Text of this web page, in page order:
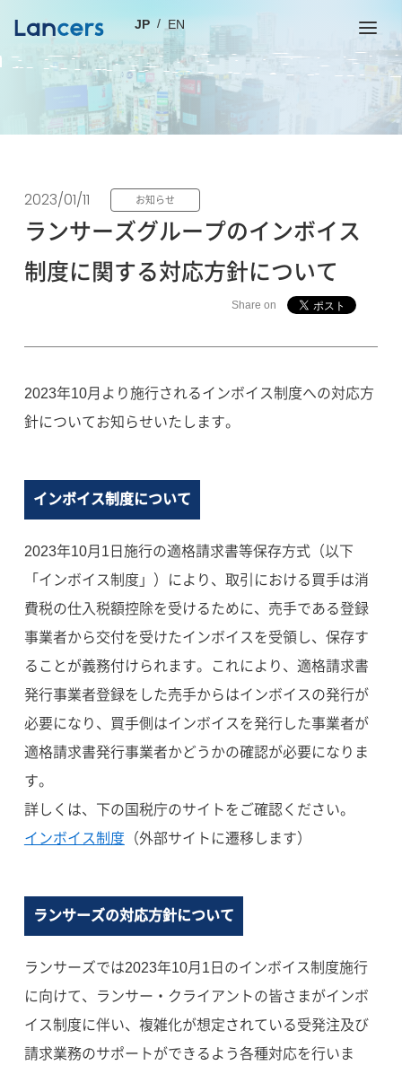
JP EN
2023/01/11 お知らせ
ランサーズグループのインボイス
制度に関する対応方針について
Share on
2023年10月より施行されるインボイス制度への対応方
針についてお知らせいたします。
インボイス制度について
2023年10月1日施行の適格請求書等保存方式（以下
「インボイス制度」）により、取引における買手は消
費税の仕入税額控除を受けるために、売手である登録
事業者から交付を受けたインボイスを受領し、保存す
ることが義務付けられます。これにより、適格請求書
発行事業者登録をした売手からはインボイスの発行が
必要になり、買手側はインボイスを発行した事業者が
適格請求書発行事業者かどうかの確認が必要になりま
す。
詳しくは、下の国税庁のサイトをご確認ください。
インボイス制度 （外部サイトに遷移します）
ランサーズの対応方針について
ランサーズでは2023年10月1日のインボイス制度施行
に向けて、ランサー・クライアントの皆さまがインボ
イス制度に伴い、複雑化が想定されている受発注及び
請求業務のサポートができるよう各種対応を行いま